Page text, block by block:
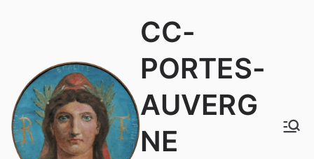
CC-
PORTES-
AUVERG
NE